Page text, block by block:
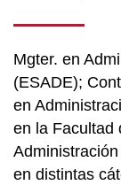
Mgter. en
(ESADE);
en
en la Facultad
en distintas